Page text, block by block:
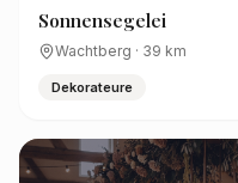
Sonnensegelei
Wachtberg · 39 km
Dekorateure